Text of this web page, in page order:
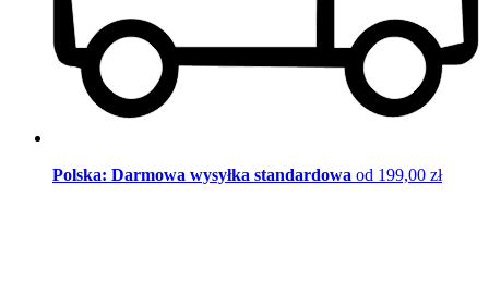
Polska: Darmowa wysyłka standardowa od 199,00 zł